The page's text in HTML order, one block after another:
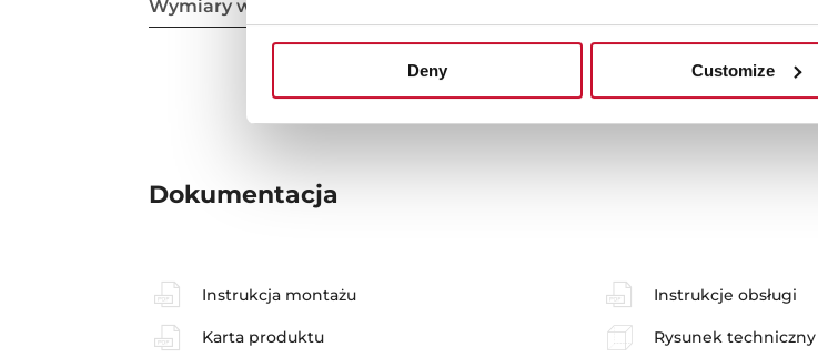
Deny Customize
Wymiary wewnętrzne Wymiary zewnętrzne
Dokumentacja
Instrukcja montażu Instrukcje obsługi
Karta produktu Rysunek techniczny